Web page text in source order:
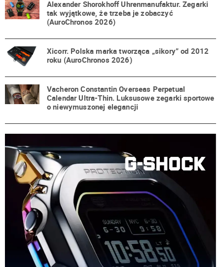
Alexander Shorokhoff Uhrenmanufaktur. Zegarki
tak wyjątkowe, że trzeba je zobaczyć
(AuroChronos 2026)
Xicorr. Polska marka tworząca „sikory” od 2012
roku (AuroChronos 2026)
Vacheron Constantin Overseas Perpetual
Calendar Ultra-Thin. Luksusowe zegarki sportowe
o niewymuszonej elegancji